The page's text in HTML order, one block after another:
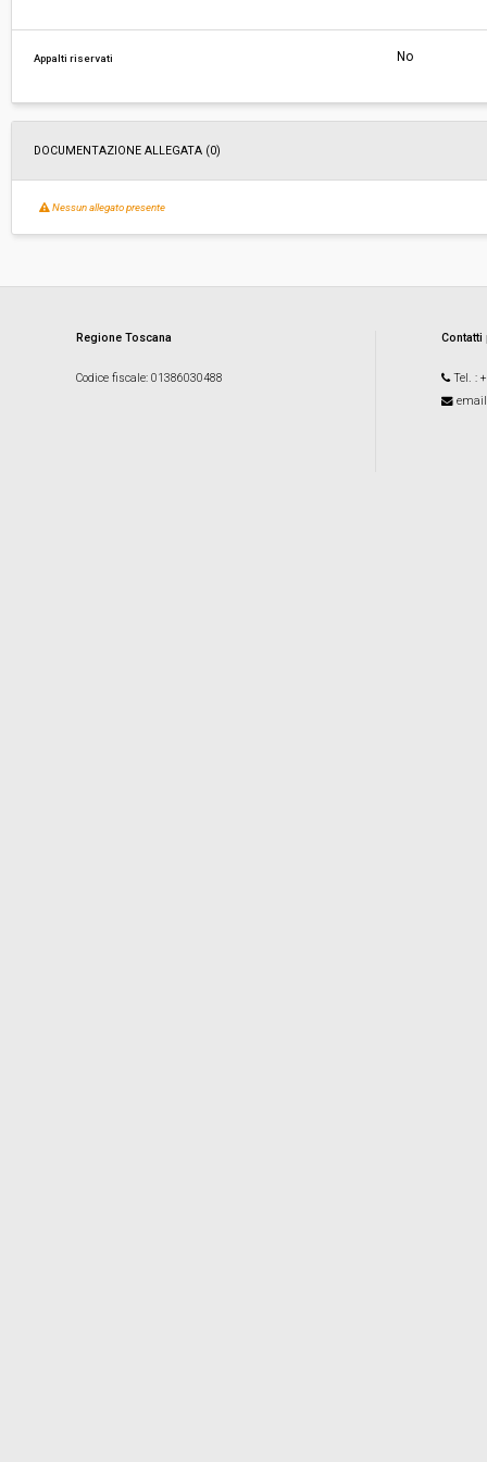
Appalti riservati No
DOCUMENTAZIONE ALLEGATA (0)
Nessun allegato presente
Regione Toscana
Codice fiscale: 01386030488 Tel. :
email